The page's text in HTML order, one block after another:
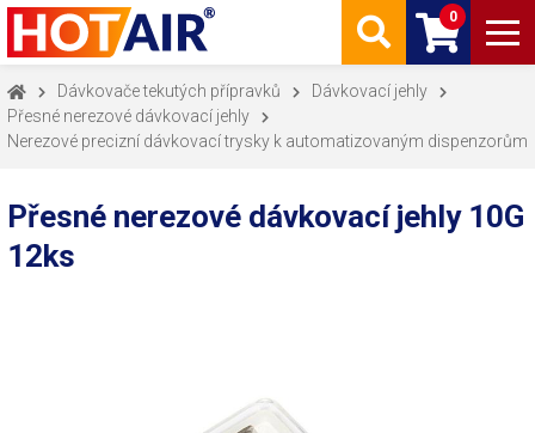
0
Dávkovače tekutých přípravků
Dávkovací jehly
Přesné nerezové dávkovací jehly
Nerezové precizní dávkovací trysky k automatizovaným dispenzorům
Přesné nerezové dávkovací jehly 10G
12ks